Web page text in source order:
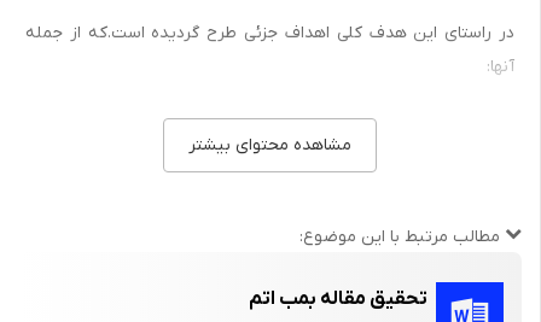
در راستای این هدف کلی اهداف جزئی طرح گردیده است.که از جمله
آنها:
-بررسی نقش فن آوری هسته ای در:
بالا بردن مقاومت گیاهان
ساخت کود و آبیاری محصولات کشاورزی
مشاهده محتوای بیشتر
مطالب مرتبط با این موضوع:
تحقیق مقاله بمب اتم